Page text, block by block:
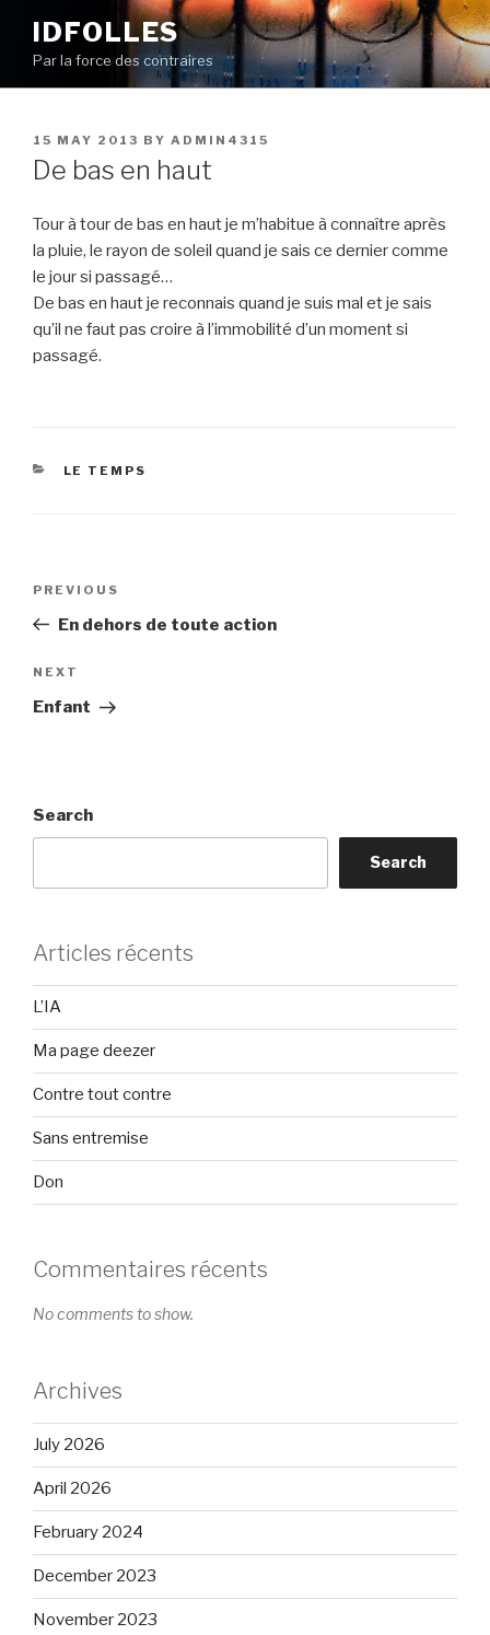
content
IDFOLLES
Par la force des contraires
POSTED
ON
15 MAY 2013 BY ADMIN4315
De bas en haut
Tour à tour de bas en haut je m’habitue à connaître après
la pluie, le rayon de soleil quand je sais ce dernier comme
le jour si passagé…
De bas en haut je reconnais quand je suis mal et je sais
qu’il ne faut pas croire à l’immobilité d’un moment si
passagé.
CATEGORIES
LE TEMPS
Previous
Post
PREVIOUS
En dehors de toute action
Next
Post
NEXT
Enfant
Search
Search
Articles récents
L’IA
Ma page deezer
Contre tout contre
Sans entremise
Don
Commentaires récents
No comments to show.
Archives
July 2026
April 2026
February 2024
December 2023
November 2023